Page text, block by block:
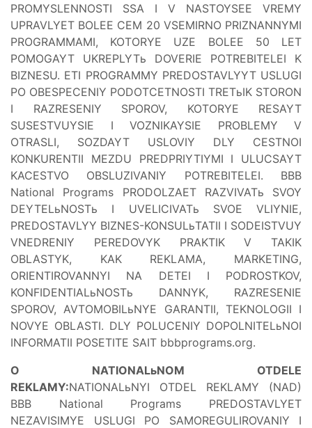
PROMYSLENNOSTI SSA I V NASTOYSEE VREMY
UPRAVLYET BOLEE CEM 20 VSEMIRNO PRIZNANNYMI
PROGRAMMAMI, KOTORYE UZE BOLEE 50 LET
POMOGAYT UKREPLYTь DOVERIE POTREBITELEI K
BIZNESU. ETI PROGRAMMY PREDOSTAVLYYT USLUGI
PO OBESPECENIY PODOTCETNOSTI TRETьIK STORON
I RAZRESENIY SPOROV, KOTORYE RESAYT
SUSESTVUYSIE I VOZNIKAYSIE PROBLEMY V
OTRASLI, SOZDAYT USLOVIY DLY CESTNOI
KONKURENTII MEZDU PREDPRIYTIYMI I ULUCSAYT
KACESTVO OBSLUZIVANIY POTREBITELEI. BBB
National Programs PRODOLZAET RAZVIVATь SVOY
DEYTELьNOSTь I UVELICIVATь SVOE VLIYNIE,
PREDOSTAVLYY BIZNES-KONSULьTATII I SODEISTVUY
VNEDRENIY PEREDOVYK PRAKTIK V TAKIK
OBLASTYK, KAK REKLAMA, MARKETING,
ORIENTIROVANNYI NA DETEI I PODROSTKOV,
KONFIDENTIALьNOSTь DANNYK, RAZRESENIE
SPOROV, AVTOMOBILьNYE GARANTII, TEKNOLOGII I
NOVYE OBLASTI. DLY POLUCENIY DOPOLNITELьNOI
INFORMATII POSETITE SAIT bbbprograms.org.
O NATIONALьNOM OTDELE
REKLAMY:NATIONALьNYI OTDEL REKLAMY (NAD)
BBB National Programs PREDOSTAVLYET
NEZAVISIMYE USLUGI PO SAMOREGULIROVANIY I